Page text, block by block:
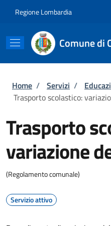
Regione Lombardia
Comune di
Briciole di
Home / Servizi /
Trasporto scolastico:
Trasporto
variazione
(Regolamento comunale)
Servizio attivo